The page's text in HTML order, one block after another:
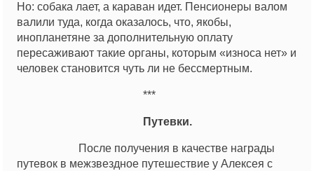
Но: собака лает, а караван идет. Пенсионеры валом
валили туда, когда оказалось, что, якобы,
инопланетяне за дополнительную оплату
пересаживают такие органы, которым «износа нет» и
человек становится чуть ли не бессмертным.
***
Путевки.
После получения в качестве награды
путевок в межзвездное путешествие у Алексея с